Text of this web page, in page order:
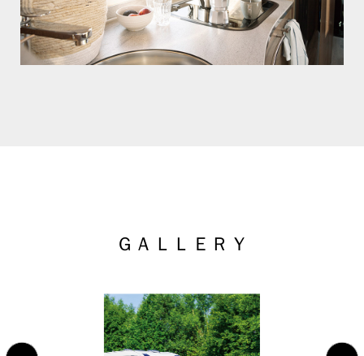
ＧＡＬＬＥＲＹ